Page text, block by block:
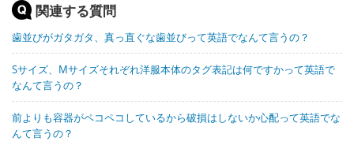
関連する質問
歯並びがガタガタ、真っ直ぐな歯並びって英語でなんて言うの？
Sサイズ、Mサイズそれぞれ洋服本体のタグ表記は何ですかって英語で
なんて言うの？
前よりも容器がペコペコしているから破損はしないか心配って英語でな
んて言うの？